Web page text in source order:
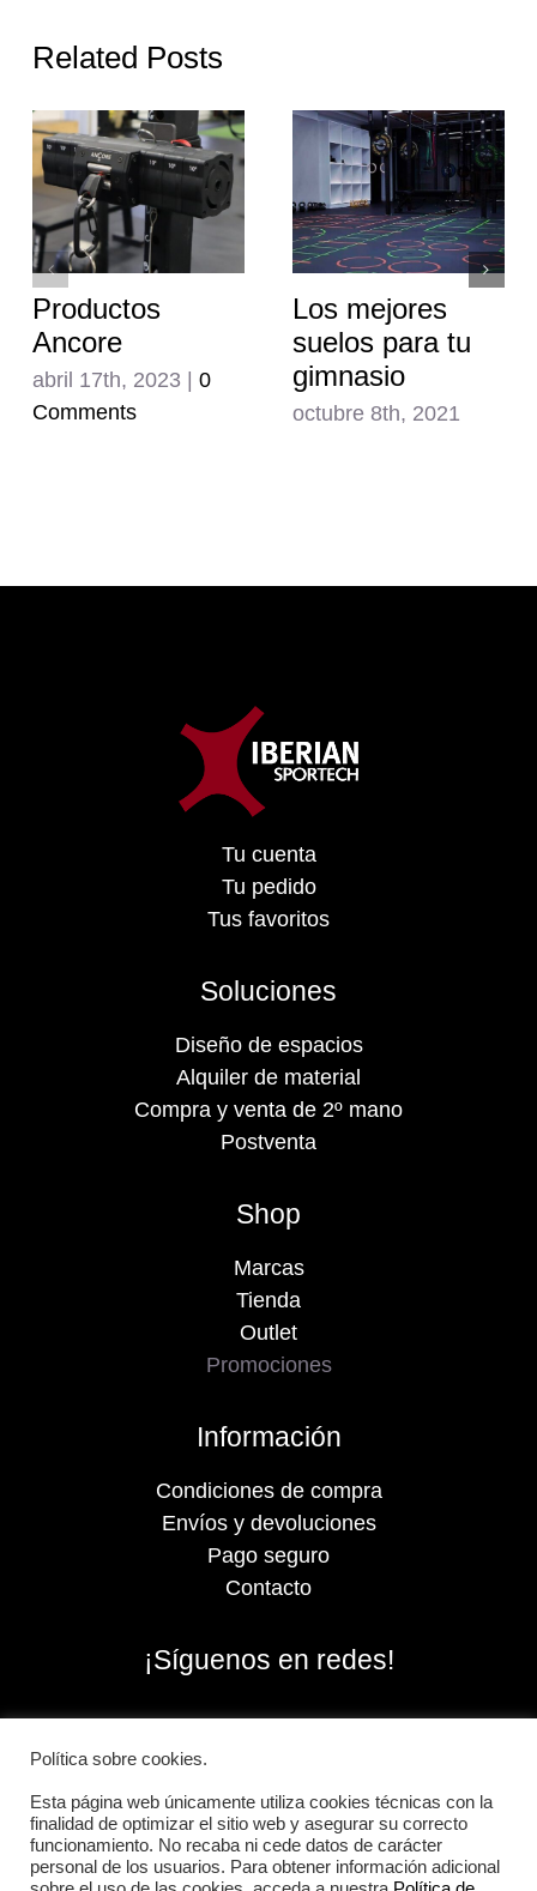
Related Posts
Productos
Ancore
abril 17th, 2023 | 0
Comments
Los mejores
suelos para tu
gimnasio
octubre 8th, 2021
Tu cuenta
Tu pedido
Tus favoritos
Soluciones
Diseño de espacios
Alquiler de material
Compra y venta de 2º mano
Postventa
Shop
Marcas
Tienda
Outlet
Promociones
Información
Condiciones de compra
Envíos y devoluciones
Pago seguro
Contacto
¡Síguenos en redes!
Política sobre cookies.
Esta página web únicamente utiliza cookies técnicas con la
finalidad de optimizar el sitio web y asegurar su correcto
funcionamiento. No recaba ni cede datos de carácter
personal de los usuarios. Para obtener información adicional